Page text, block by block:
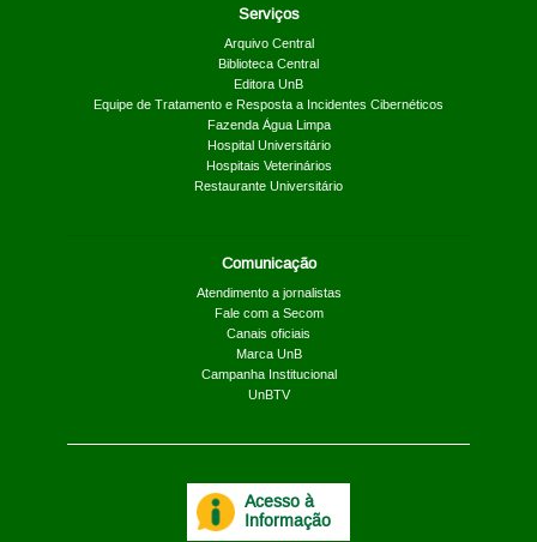
Serviços
Arquivo Central
Biblioteca Central
Editora UnB
Equipe de Tratamento e Resposta a Incidentes Cibernéticos
Fazenda Água Limpa
Hospital Universitário
Hospitais Veterinários
Restaurante Universitário
Comunicação
Atendimento a jornalistas
Fale com a Secom
Canais oficiais
Marca UnB
Campanha Institucional
UnBTV
Acesso à
Informação